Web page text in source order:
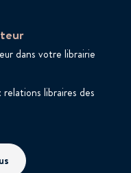
dans votre librairie
libraires des